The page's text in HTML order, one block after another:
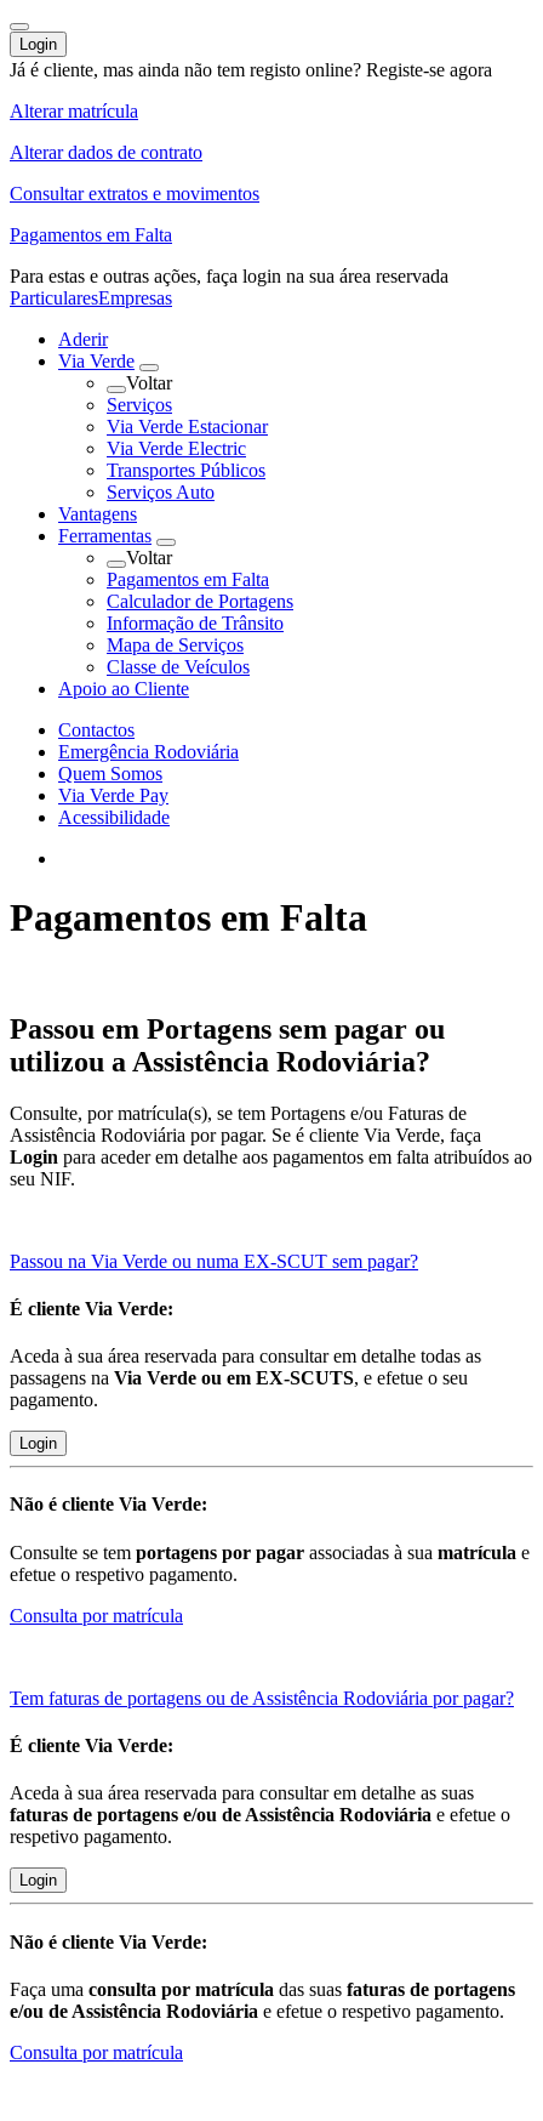
Login
Já é cliente, mas ainda não tem registo online? Registe-se agora
Alterar matrícula
Alterar dados de contrato
Consultar extratos e movimentos
Pagamentos em Falta
Para estas e outras ações, faça login na sua área reservada
ParticularesEmpresas
Aderir
Via Verde
Voltar
Serviços
Via Verde Estacionar
Via Verde Electric
Transportes Públicos
Serviços Auto
Vantagens
Ferramentas
Voltar
Pagamentos em Falta
Calculador de Portagens
Informação de Trânsito
Mapa de Serviços
Classe de Veículos
Apoio ao Cliente
Contactos
Emergência Rodoviária
Quem Somos
Via Verde Pay
Acessibilidade
Pagamentos em Falta
Passou em Portagens sem pagar ou
utilizou a Assistência Rodoviária?
Consulte, por matrícula(s), se tem Portagens e/ou Faturas de
Assistência Rodoviária por pagar. Se é cliente Via Verde, faça
Login para aceder em detalhe aos pagamentos em falta atribuídos ao
seu NIF.
Passou na Via Verde ou numa EX-SCUT sem pagar?
É cliente Via Verde:
Aceda à sua área reservada para consultar em detalhe todas as
passagens na Via Verde ou em EX-SCUTS, e efetue o seu
pagamento.
Login
Não é cliente Via Verde:
Consulte se tem portagens por pagar associadas à sua matrícula e
efetue o respetivo pagamento.
Consulta por matrícula
Tem faturas de portagens ou de Assistência Rodoviária por pagar?
É cliente Via Verde:
Aceda à sua área reservada para consultar em detalhe as suas
faturas de portagens e/ou de Assistência Rodoviária e efetue o
respetivo pagamento.
Login
Não é cliente Via Verde:
Faça uma consulta por matrícula das suas faturas de portagens
e/ou de Assistência Rodoviária e efetue o respetivo pagamento.
Consulta por matrícula